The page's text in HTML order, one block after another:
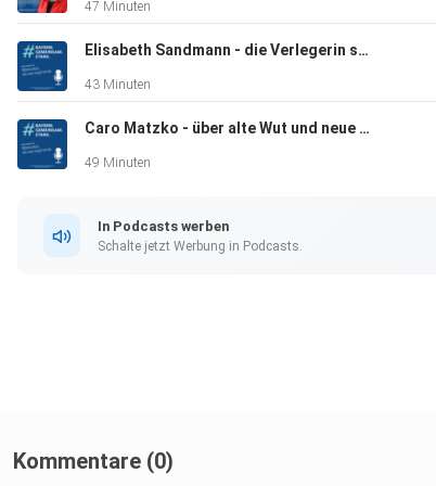
47 Minuten
Elisabeth Sandmann - die Verlegerin spricht über weibliche Biografien, Mut und gesellschaftliches Engagement
43 Minuten
Caro Matzko - über alte Wut und neue Wege
49 Minuten
In Podcasts werben
Schalte jetzt Werbung in Podcasts.
Kommentare (0)